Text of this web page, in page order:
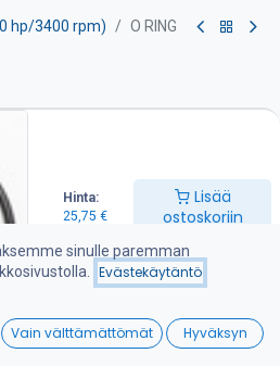
Hinta:
25,75 €
Lisää
ostoskoriin
Wishlist
hp/3400 rpm) O RING
huolto-ohjeen mukaan.
Lisää ostoskoriin
sinulle paremman
Evästekäytäntö
Vain välttämättömät Hyväksyn